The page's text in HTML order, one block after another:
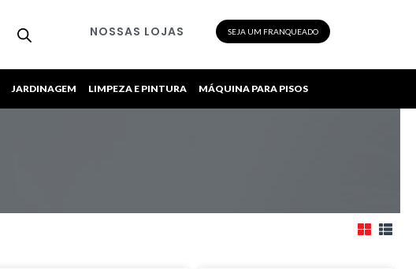
NOSSAS LOJAS SEJA UM FRANQUEADO
JARDINAGEM LIMPEZA E PINTURA MÁQUINA PARA PISOS